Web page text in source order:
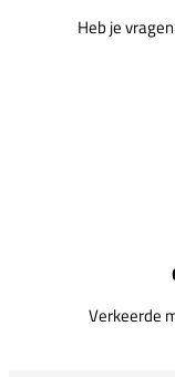
Heb je
Verkeerde